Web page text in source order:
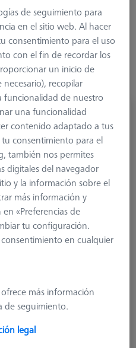
M5
de seguimiento para
en el sitio web. Al hacer
consentimiento para el uso
con el fin de recordar los
un inicio de
recopilar
funcionalidad de nuestro
una funcionalidad
contenido adaptado a tus
consentimiento para el
también nos permites
digitales del navegador
y la información sobre el
más información y
«Preferencias de
tu configuración.
en cualquier
ofrece más información
de seguimiento.
legal